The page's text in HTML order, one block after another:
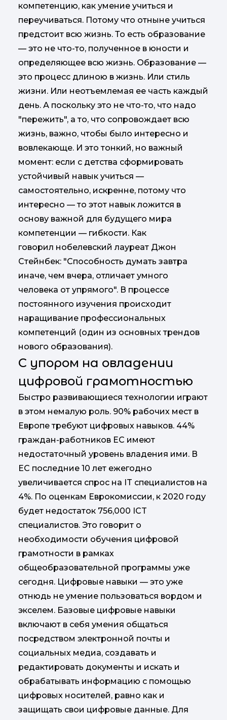
компетенцию, как умение учиться и
переучиваться. Потому что отныне учиться
предстоит всю жизнь. То есть образование
— это не что-то, полученное в юности и
определяющее всю жизнь. Образование —
это процесс длиною в жизнь. Или стиль
жизни. Или неотъемлемая ее часть каждый
день. А поскольку это не что-то, что надо
"пережить", а то, что сопровождает всю
жизнь, важно, чтобы было интересно и
вовлекающе. И это тонкий, но важный
момент: если с детства сформировать
устойчивый навык учиться —
самостоятельно, искренне, потому что
интересно — то этот навык ложится в
основу важной для будущего мира
компетенции — гибкости. Как
говорил нобелевский лауреат Джон
Стейнбек: "Способность думать завтра
иначе, чем вчера, отличает умного
человека от упрямого". В процессе
постоянного изучения происходит
наращивание профессиональных
компетенций (один из основных трендов
нового образования).
С упором на овладении
цифровой грамотностью
Быстро развивающиеся технологии играют
в этом немалую роль. 90% рабочих мест в
Европе требуют цифровых навыков. 44%
граждан-работников ЕС имеют
недостаточный уровень владения ими. В
ЕС последние 10 лет ежегодно
увеличивается спрос на IT специалистов на
4%. По оценкам Еврокомиссии, к 2020 году
будет недостаток 756,000 ICT
специалистов. Это говорит о
необходимости обучения цифровой
грамотности в рамках
общеобразовательной программы уже
сегодня. Цифровые навыки — это уже
отнюдь не умение пользоваться вордом и
экселем. Базовые цифровые навыки
включают в себя умения общаться
посредством электронной почты и
социальных медиа, создавать и
редактировать документы и искать и
обрабатывать информацию с помощью
цифровых носителей, равно как и
защищать свои цифровые данные. Для